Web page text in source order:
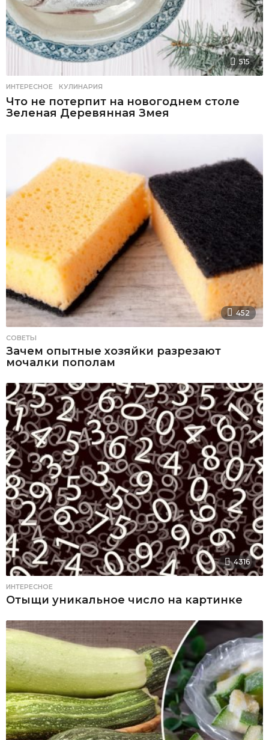
515
ИНТЕРЕСНОЕ ,КУЛИНАРИЯ
Что не потерпит на новогоднем столе
Зеленая Деревянная Змея
452
СОВЕТЫ
Зачем опытные хозяйки разрезают
мочалки пополам
4316
ИНТЕРЕСНОЕ
Отыщи уникальное число на картинке